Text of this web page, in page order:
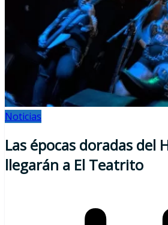
Noticias
Las épocas doradas del
llegarán a El Teatrito